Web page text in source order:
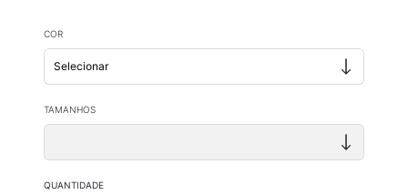
COR
TAMANHOS
QUANTIDADE